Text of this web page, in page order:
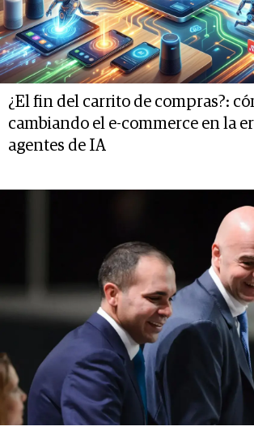
¿El fin del carrito de compras?:
cambiando el e-commerce en la
agentes de IA